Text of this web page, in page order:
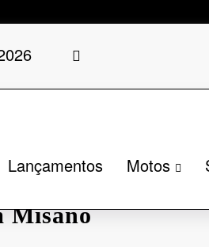
Lançamentos Motos
Misano